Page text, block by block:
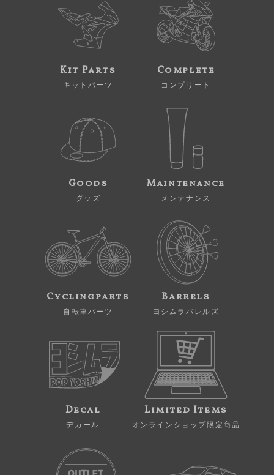
Kit Parts
キットパーツ
Complete
コンプリート
Goods
グッズ
Maintenance
メンテナンス
Cyclingparts
自転車パーツ
Barrels
ヨシムラバレルズ
Decal
デカール
Limited Items
オンラインショップ限定商品